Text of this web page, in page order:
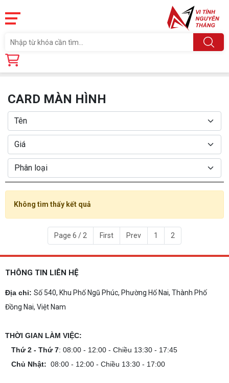
Trang chủ
CARD MÀN HÌNH
Không tìm thấy kết quả
Page 6 / 2 First Prev 1 2
THÔNG TIN LIÊN HỆ
Địa chỉ: Số 540, Khu Phố Ngũ Phúc, Phường Hố Nai, Thành Phố
Đồng Nai, Việt Nam
THỜI GIAN LÀM VIỆC:
Thứ 2 - Thứ 7: 08:00 - 12:00 - Chiều 13:30 - 17:45
Chủ Nhật: 08:00 - 12:00 - Chiều 13:30 - 17:00